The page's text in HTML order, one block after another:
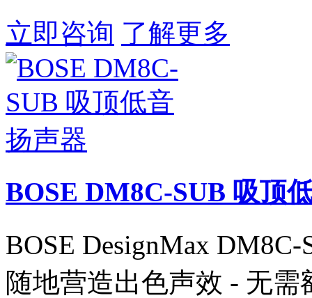
立即咨询 了解更多
BOSE DM8C-SUB 吸顶
BOSE DesignMax
随地营造出色声效 - 无需